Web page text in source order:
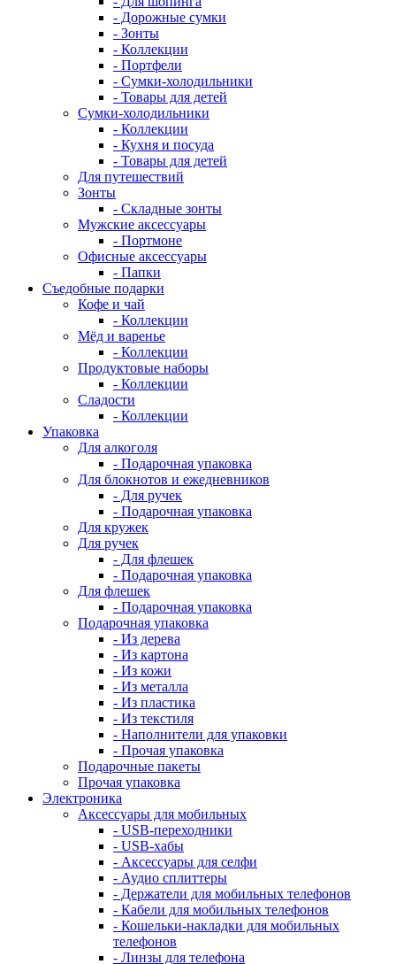
- Дорожные сумки
- Зонты
- Коллекции
- Портфели
- Сумки-холодильники
- Товары для детей
Сумки-холодильники
- Коллекции
- Кухня и посуда
- Товары для детей
Для путешествий
Зонты
- Складные зонты
Мужские аксессуары
- Портмоне
Офисные аксессуары
- Папки
Съедобные подарки
Кофе и чай
- Коллекции
Мёд и варенье
- Коллекции
Продуктовые наборы
- Коллекции
Сладости
- Коллекции
Упаковка
Для алкоголя
- Подарочная упаковка
Для блокнотов и ежедневников
- Для ручек
- Подарочная упаковка
Для кружек
Для ручек
- Для флешек
- Подарочная упаковка
Для флешек
- Подарочная упаковка
Подарочная упаковка
- Из дерева
- Из картона
- Из кожи
- Из металла
- Из пластика
- Из текстиля
- Наполнители для упаковки
- Прочая упаковка
Подарочные пакеты
Прочая упаковка
Электроника
Аксессуары для мобильных
- USB-переходники
- USB-хабы
- Аксессуары для селфи
- Аудио сплиттеры
- Держатели для мобильных телефонов
- Кабели для мобильных телефонов
- Кошельки-накладки для мобильных
телефонов
- Линзы для телефона